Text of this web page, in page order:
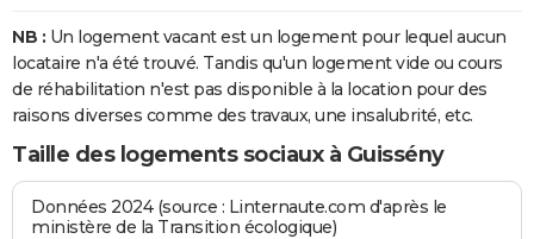
NB : Un logement vacant est un logement pour lequel aucun
locataire n'a été trouvé. Tandis qu'un logement vide ou cours
de réhabilitation n'est pas disponible à la location pour des
raisons diverses comme des travaux, une insalubrité, etc.
Taille des logements sociaux à Guissény
Données 2024 (source : Linternaute.com d'après le
ministère de la Transition écologique)